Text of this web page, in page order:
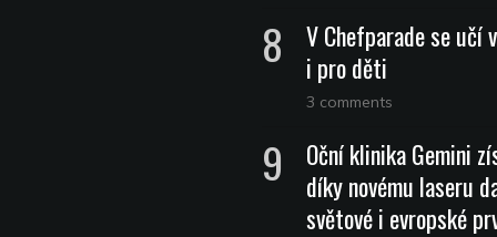
V Chefparade se učí
i pro děti
3 comments
Oční klinika Gemini
díky novému laseru
světové i evropské